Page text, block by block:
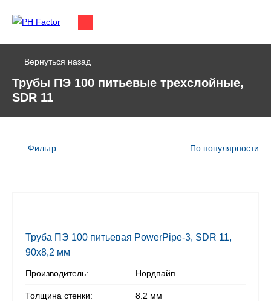
Вернуться назад
Трубы ПЭ 100 питьевые трехслойные,
SDR 11
Фильтр По популярности
Труба ПЭ 100 питьевая PowerPipe-3, SDR 11,
90х8,2 мм
Производитель: Нордпайп
Толщина стенки: 8.2 мм